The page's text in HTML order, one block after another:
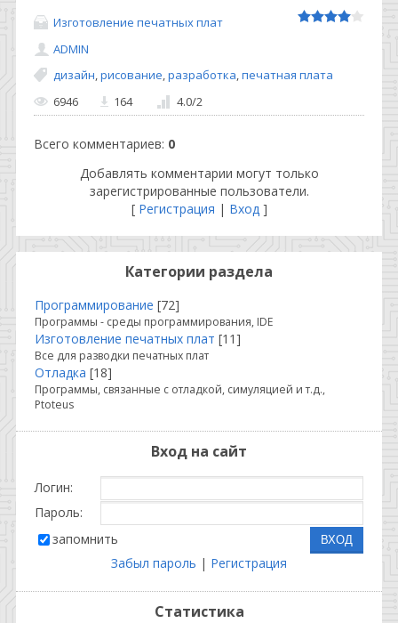
Изготовление печатных плат
ADMIN
дизайн,рисование,разработка,печатная плата
6946
164 4.0/2
Всего комментариев: 0
Добавлять комментарии могут только
зарегистрированные пользователи.
[ Регистрация | Вход ]
Категории раздела
Программирование [72]
Программы - среды программирования, IDE
Изготовление печатных плат [11]
Все для разводки печатных плат
Отладка [18]
Программы, связанные с отладкой, симуляцией и т.д.,
Ptoteus
Вход на сайт
Логин:
Пароль:
запомнить
Забыл пароль | Регистрация
Статистика